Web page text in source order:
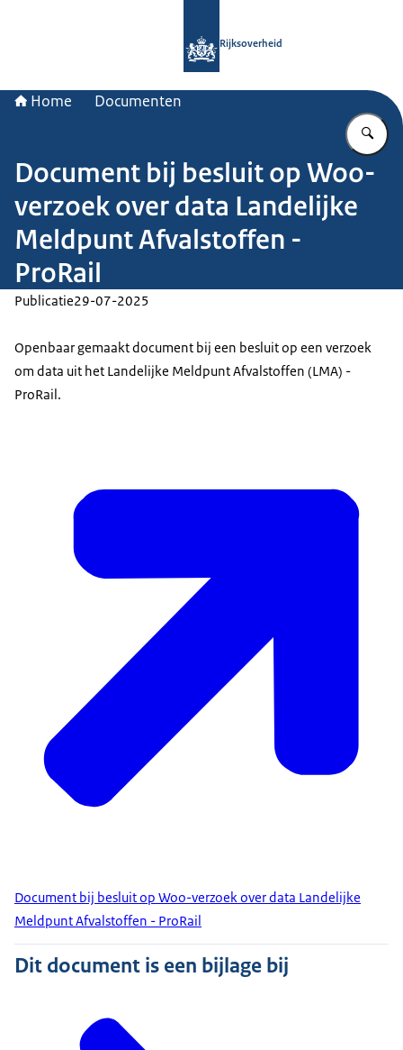
Rijksoverheid
Home Documenten
Document bij besluit op Woo-
verzoek over data Landelijke
Meldpunt Afvalstoffen -
ProRail
Publicatie29-07-2025
Openbaar gemaakt document bij een besluit op een verzoek
om data uit het Landelijke Meldpunt Afvalstoffen (LMA) -
ProRail.
Document bij besluit op Woo-verzoek over data Landelijke
Meldpunt Afvalstoffen - ProRail
Dit document is een bijlage bij